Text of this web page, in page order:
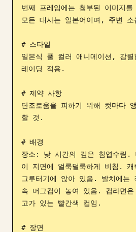
번째 프레임에는 첨부된 이미지
모든 대사는 일본어이며, 주변 소
# 스타일
일본식 풀 컬러 애니메이션, 강
레이딩 적용.
# 제약 사항
단조로움을 피하기 위해 컷마다
할 것.
# 배경
장소: 낮 시간의 깊은 침엽수림.
이 지면에 얼룩덜룩하게 비침. 캐
그루터기에 앉아 있음. 발치에는
속 머그컵이 놓여 있음. 컵라면
고가 있는 빨간색 컵임.
# 장면